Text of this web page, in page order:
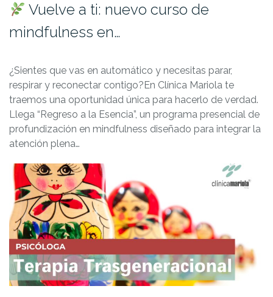
Vuelve a ti: nuevo curso de
mindfulness en…
¿Sientes que vas en automático y necesitas parar,
respirar y reconectar contigo?En Clínica Mariola te
traemos una oportunidad única para hacerlo de verdad.
Llega “Regreso a la Esencia”, un programa presencial de
profundización en mindfulness diseñado para integrar la
atención plena…